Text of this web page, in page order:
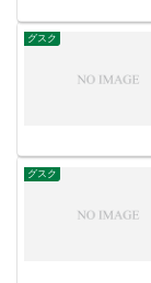
グスク
グスク